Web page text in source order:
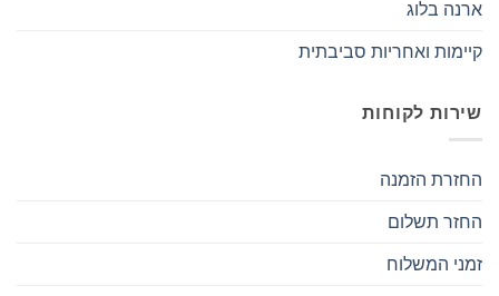
ארנה בלוג
קיימות ואחריות סביבתית
שירות לקוחות
החזרת הזמנה
החזר תשלום
זמני המשלוח